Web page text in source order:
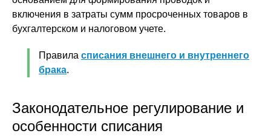
включения в затраты сумм просроченных товаров в
бухгалтерском и налоговом учете.
Правила списания внешнего и внутреннего
брака.
Законодательное регулирование и
особенности списания